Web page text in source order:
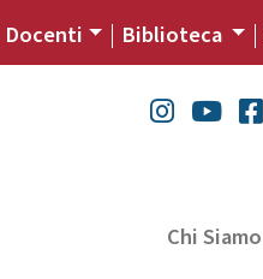
Docenti Biblioteca
Chi Siamo